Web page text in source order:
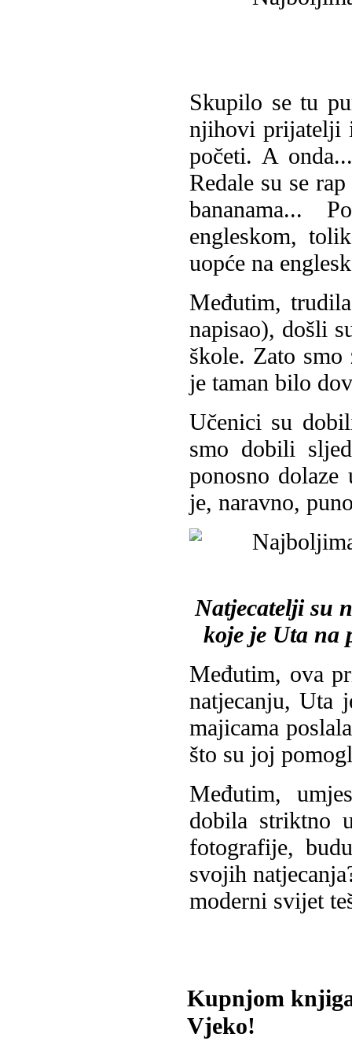
Skupilo se tu
njihovi prijatelji
početi. A
Redale su se
bananama...
engleskom,
uopće na
Međutim,
napisao), došli
škole. Zato
je taman bilo
Učenici su
smo dobili
ponosno
je, naravno,
Natjecatelji su
koje je Uta na
Međutim, ova
natjecanju, Uta
majicama
što su joj
Međutim,
dobila striktno
fotografije,
svojih
moderni svijet
Kupnjom
Vjeko!